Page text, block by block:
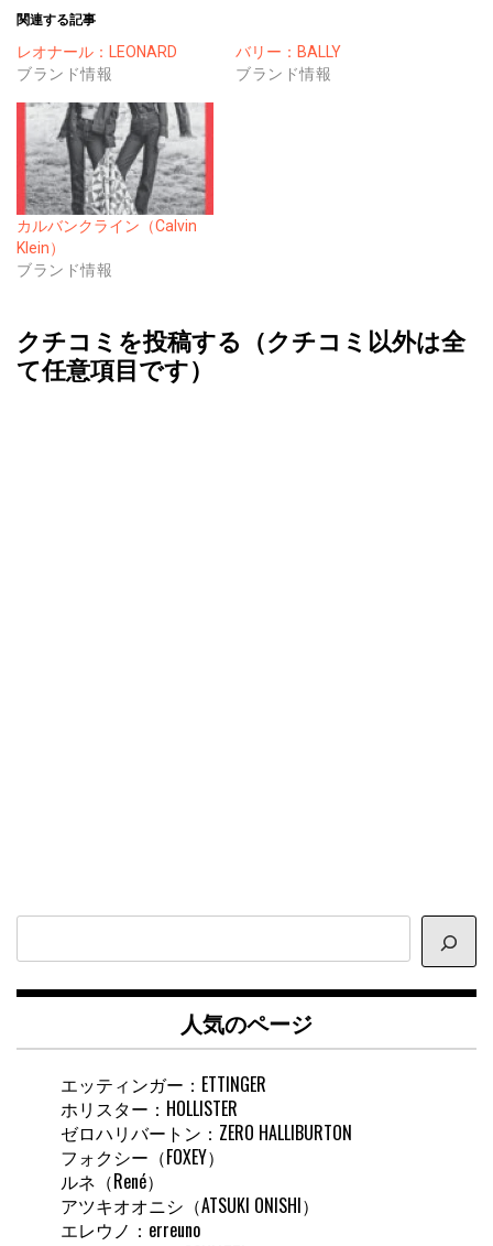
関連する記事
レオナール：LEONARD
ブランド情報
バリー：BALLY
ブランド情報
カルバンクライン（Calvin
Klein）
ブランド情報
クチコミを投稿する（クチコミ以外は全
て任意項目です）
内
索
人気のページ
エッティンガー：ETTINGER
ホリスター：HOLLISTER
ゼロハリバートン：ZERO HALLIBURTON
フォクシー（FOXEY）
ルネ（René）
アツキオオニシ（ATSUKI ONISHI）
エレウノ：erreuno